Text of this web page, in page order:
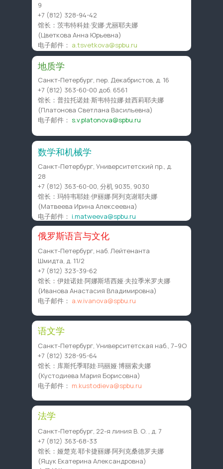
9
+7 (812) 328-94-42
馆长：茨韦特科娃·安娜·尤丽耶夫娜
(Цветкова Анна Юрьевна)
电子邮件： a.tsvetkova@spbu.ru
Санкт-Петербург, пер. Декабристов, д. 16
+7 (812) 363-60-00 доб. 6561
馆长：普拉托诺娃·斯韦特拉娜·娃西莉耶夫娜
(Платонова Светлана Васильевна)
电子邮件： s.v.platonova@spbu.ru
地质学
Санкт-Петербург, Университетский пр., д.
28
+7 (812) 363-60-00, 分机 9035, 9030
馆长：玛特韦耶娃·伊丽娜·阿列克谢耶夫娜
(Матвеева Ирина Алексеевна)
电子邮件： i.matweeva@spbu.ru
数学和机械学
Санкт-Петербург, наб. Лейтенанта
Шмидта, д. 11/2
+7 (812) 323-39-62
馆长：伊娃诺娃·阿娜斯塔西娅·夫拉季米罗夫娜
(Иванова Анастасия Владимировна)
电子邮件： a.w.ivanova@spbu.ru
俄罗斯语言与文化
Санкт-Петербург, Университетская наб., 7–9О
+7 (812) 328-95-64
馆长：库斯托季耶娃·玛丽娅·博丽索夫娜
(Кустодиева Мария Борисовна)
电子邮件： m.kustodieva@spbu.ru
语文学
Санкт-Петербург, 22-я линия В. О. , д. 7
+7 (812) 363-68-33
馆长：娅楚克·耶卡捷丽娜·阿列克桑德罗夫娜
(Яцук Екатерина Александровна)
法学